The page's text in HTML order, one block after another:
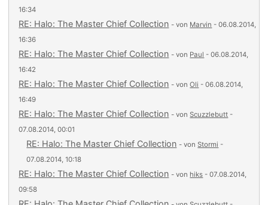
16:34
RE: Halo: The Master Chief Collection - von Marvin - 06.08.2014,
16:36
RE: Halo: The Master Chief Collection - von Paul - 06.08.2014,
16:42
RE: Halo: The Master Chief Collection - vonOli - 06.08.2014,
16:49
RE: Halo: The Master Chief Collection - vonScuzzlebutt -
07.08.2014, 00:01
RE: Halo: The Master Chief Collection - vonStormi -
07.08.2014, 10:18
RE: Halo: The Master Chief Collection - von hiks - 07.08.2014,
09:58